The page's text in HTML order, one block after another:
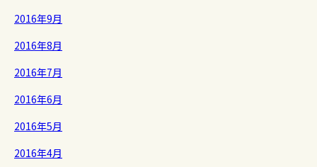
2016年9月
2016年8月
2016年7月
2016年6月
2016年5月
2016年4月